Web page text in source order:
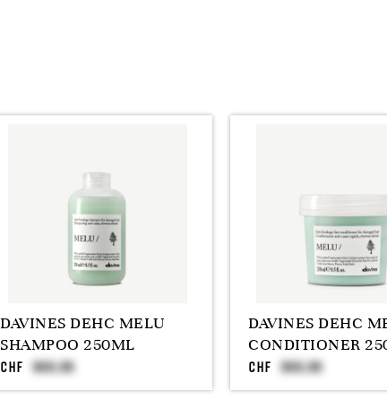
DAVINES DEHC MELU
SHAMPOO 250ML
CHF
DAVINES DEHC
CONDITIONER
CHF